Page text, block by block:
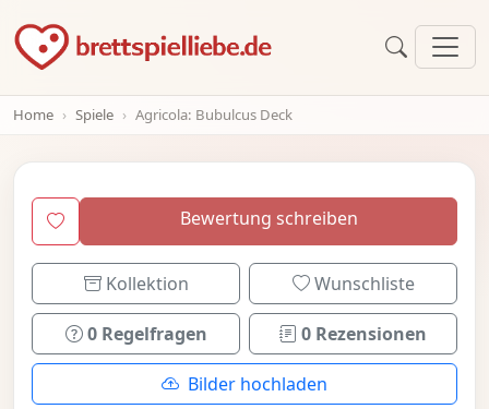
Home Spiele Agricola: Bubulcus Deck
Bewertung schreiben
Kollektion Wunschliste
0 Regelfragen 0 Rezensionen
Bilder hochladen